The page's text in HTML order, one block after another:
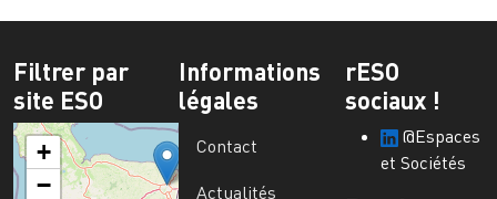
Filtrer par
site ESO
+
−
Informations
légales
Contact
Actualités
rESO
sociaux !
@Espaces
et Sociétés